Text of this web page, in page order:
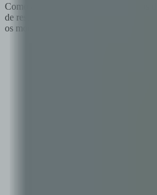
Como advogado, revisei mais acordos
de respostas claras antes que o
os modelos de IA, dados de